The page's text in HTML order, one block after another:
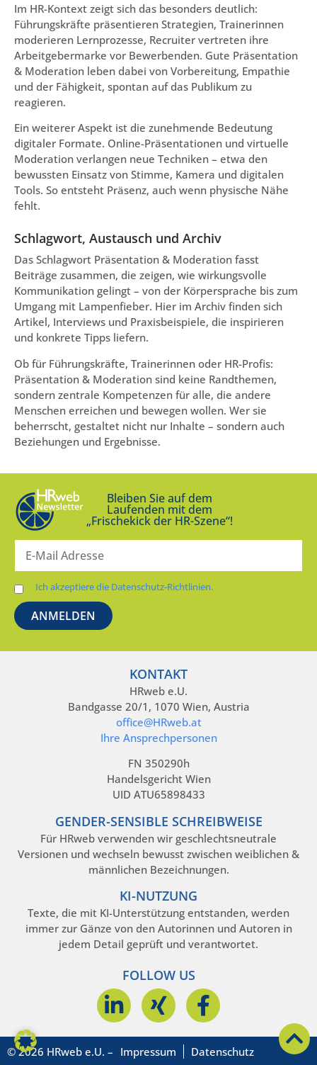
Im HR-Kontext zeigt sich das besonders deutlich:
Führungskräfte präsentieren Strategien, Trainerinnen
moderieren Lernprozesse, Recruiter vertreten ihre
Arbeitgebermarke vor Bewerbenden. Gute Präsentation
& Moderation leben dabei von Vorbereitung, Empathie
und der Fähigkeit, spontan auf das Publikum zu
reagieren.
Ein weiterer Aspekt ist die zunehmende Bedeutung
digitaler Formate. Online-Präsentationen und virtuelle
Moderation verlangen neue Techniken – etwa den
bewussten Einsatz von Stimme, Kamera und digitalen
Tools. So entsteht Präsenz, auch wenn physische Nähe
fehlt.
Schlagwort, Austausch und Archiv
Das Schlagwort Präsentation & Moderation fasst
Beiträge zusammen, die zeigen, wie wirkungsvolle
Kommunikation gelingt – von der Körpersprache bis zum
Umgang mit Lampenfieber. Hier im Archiv finden sich
Artikel, Interviews und Praxisbeispiele, die inspirieren
und konkrete Tipps liefern.
Ob für Führungskräfte, Trainerinnen oder HR-Profis:
Präsentation & Moderation sind keine Randthemen,
sondern zentrale Kompetenzen für alle, die andere
Menschen erreichen und bewegen wollen. Wer sie
beherrscht, gestaltet nicht nur Inhalte – sondern auch
Beziehungen und Ergebnisse.
Bleiben Sie auf dem
Laufenden mit dem
„Frischekick der HR-Szene“!
Ich akzeptiere die Datenschutz-Richtlinien.
KONTAKT
HRweb e.U.
Bandgasse 20/1, 1070 Wien, Austria
office@HRweb.at
Ihre Ansprechpersonen
FN 350290h
Handelsgericht Wien
UID ATU65898433
GENDER-SENSIBLE SCHREIBWEISE
Für HRweb verwenden wir geschlechtsneutrale
Versionen und wechseln bewusst zwischen weiblichen &
männlichen Bezeichnungen.
KI-NUTZUNG
Texte, die mit KI-Unterstützung entstanden, werden
immer zur Gänze von den Autorinnen und Autoren in
jedem Detail geprüft und verantwortet.
FOLLOW US
© 2026 HRweb e.U. – Impressum Datenschutz